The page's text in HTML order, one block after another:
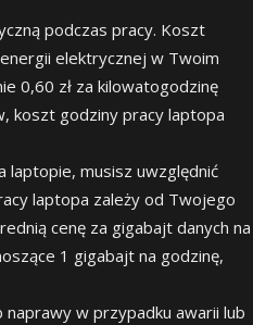
podczas pracy. Koszt
elektrycznej w Twoim
0,60 zł za kilowatogodzinę
koszt godziny pracy laptopa
laptopie, musisz uwzględnić
laptopa zależy od Twojego
cenę za gigabajt danych na
1 gigabajt na godzinę,
w przypadku awarii lub